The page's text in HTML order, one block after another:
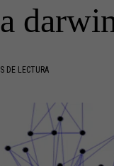
DE LECTURA